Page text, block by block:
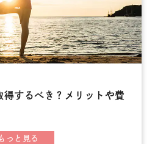
得するべき？メリットや費